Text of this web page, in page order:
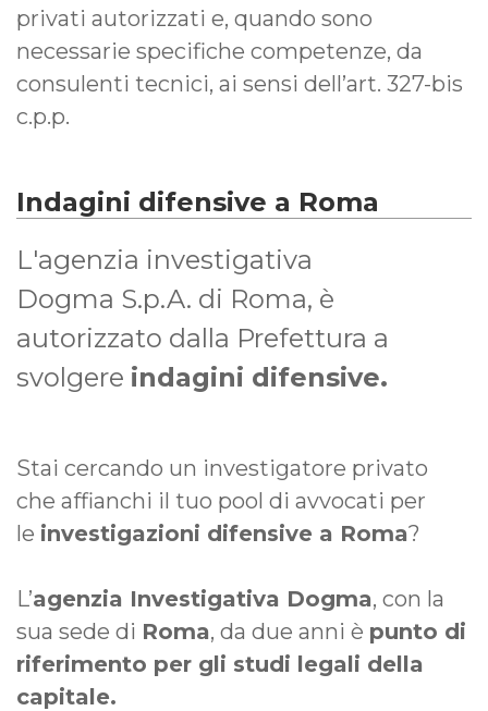
privati autorizzati e, quando sono
necessarie specifiche competenze, da
consulenti tecnici, ai sensi dell’art. 327-bis
c.p.p.
Indagini difensive a Roma
L'agenzia investigativa
Dogma S.p.A. di Roma, è
autorizzato dalla Prefettura a
svolgere indagini difensive.
Stai cercando un investigatore privato
che affianchi il tuo pool di avvocati per
le investigazioni difensive a Roma?
L’agenzia Investigativa Dogma, con la
sua sede di Roma, da due anni è punto di
riferimento per gli studi legali della
capitale.